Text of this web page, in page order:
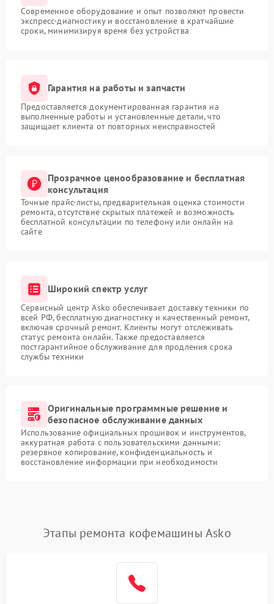
Современное оборудование и опыт позволяют провести
экспресс-диагностику и восстановление в кратчайшие
сроки, минимизируя время без устройства
Гарантия на работы и запчасти
Предоставляется документированная гарантия на
выполненные работы и установленные детали, что
защищает клиента от повторных неисправностей
Прозрачное ценообразование и бесплатная
консультация
Точные прайс-листы, предварительная оценка стоимости
ремонта, отсутствие скрытых платежей и возможность
бесплатной консультации по телефону или онлайн на
сайте
Широкий спектр услуг
Сервисный центр Asko обеспечивает доставку техники по
всей РФ, бесплатную диагностику и качественный ремонт,
включая срочный ремонт. Клиенты могут отслеживать
статус ремонта онлайн. Также предоставляется
постгарантийное обслуживание для продления срока
службы техники
Оригинальные программные решение и
безопасное обслуживание данных
Использование официальных прошивок и инструментов,
аккуратная работа с пользовательскими данными:
резервное копирование, конфиденциальность и
восстановление информации при необходимости
Этапы ремонта кофемашины Asko